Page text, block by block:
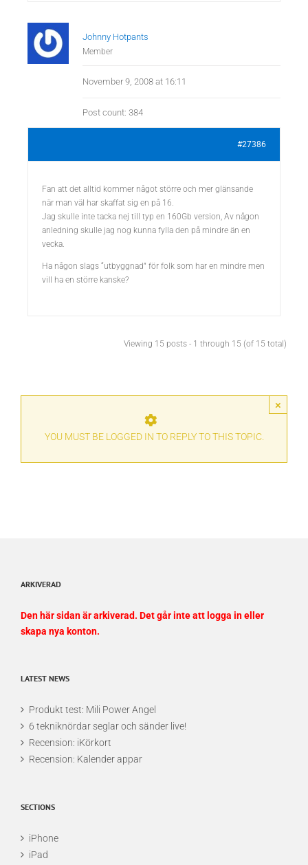
Johnny Hotpants
Member
November 9, 2008 at 16:11
Post count: 384
#27386
Fan att det alltid kommer något större och mer glänsande
när man väl har skaffat sig en på 16.
Jag skulle inte tacka nej till typ en 160Gb version, Av någon
anledning skulle jag nog kunna fylla den på mindre än en
vecka.
Ha någon slags “utbyggnad” för folk som har en mindre men
vill ha en större kanske?
Viewing 15 posts - 1 through 15 (of 15 total)
×
YOU MUST BE LOGGED IN TO REPLY TO THIS TOPIC.
ARKIVERAD
Den här sidan är arkiverad. Det går inte att logga in eller
skapa nya konton.
LATEST NEWS
Produkt test: Mili Power Angel
6 tekniknördar seglar och sänder live!
Recension: iKörkort
Recension: Kalender appar
SECTIONS
iPhone
iPad